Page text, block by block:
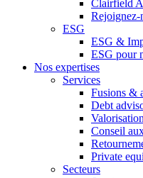
Clairfield
Rejoignez-
ESG
ESG &
ESG pour
Nos expertises
Services
Fusions &
Debt
Conseil
Private
Secteurs